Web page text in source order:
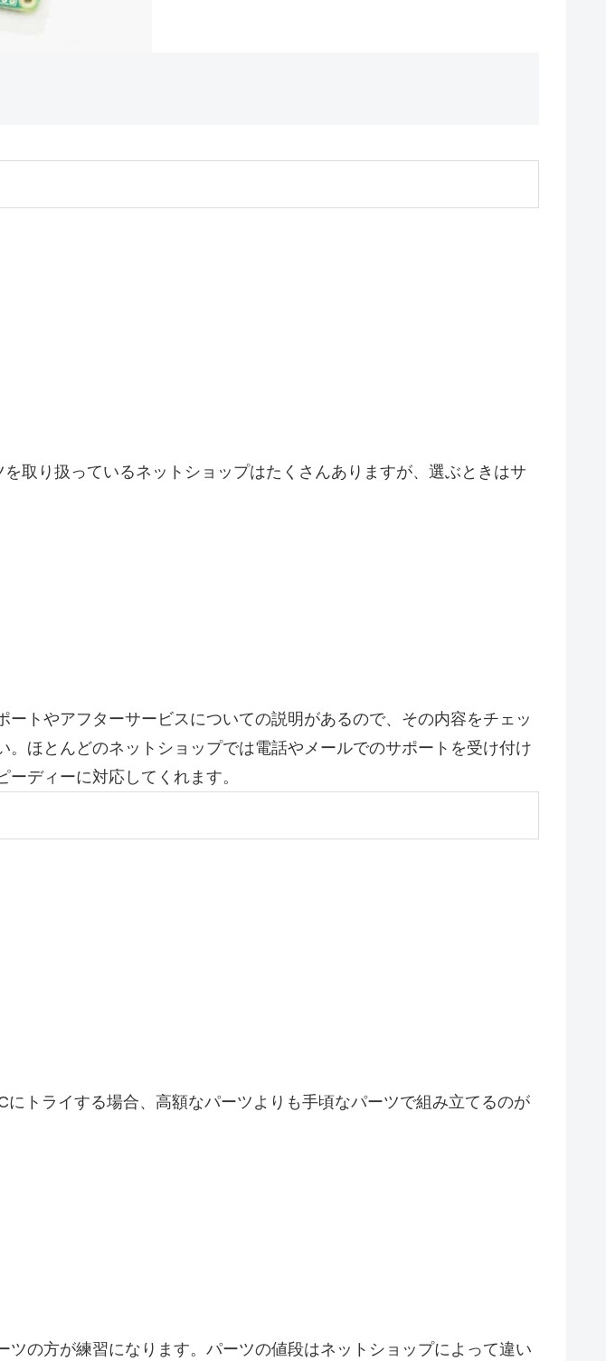
を取り扱っているネットショップはたくさんありますが、選ぶときはサ
トやアフターサービスについての説明があるので、その内容をチェッ
ほとんどのネットショップでは電話やメールでのサポートを受け付け
ディーに対応してくれます。
にトライする場合、高額なパーツよりも手頃なパーツで組み立てるのが
の方が練習になります。パーツの値段はネットショップによって違い